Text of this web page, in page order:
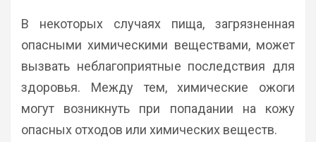
В некоторых случаях пища, загрязненная
опасными химическими веществами, может
вызвать неблагоприятные последствия для
здоровья. Между тем, химические ожоги
могут возникнуть при попадании на кожу
опасных отходов или химических веществ.